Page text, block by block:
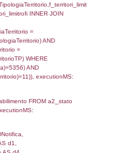
=
AND
f_territori_limitrofi.Distanza,